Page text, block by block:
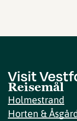
Reisemål
Holmestrand
Horten &